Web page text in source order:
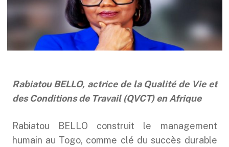
Rabiatou BELLO, actrice de la Qualité de Vie et
des Conditions de Travail (QVCT) en Afrique
Rabiatou BELLO construit le management
humain au Togo, comme clé du succès durable